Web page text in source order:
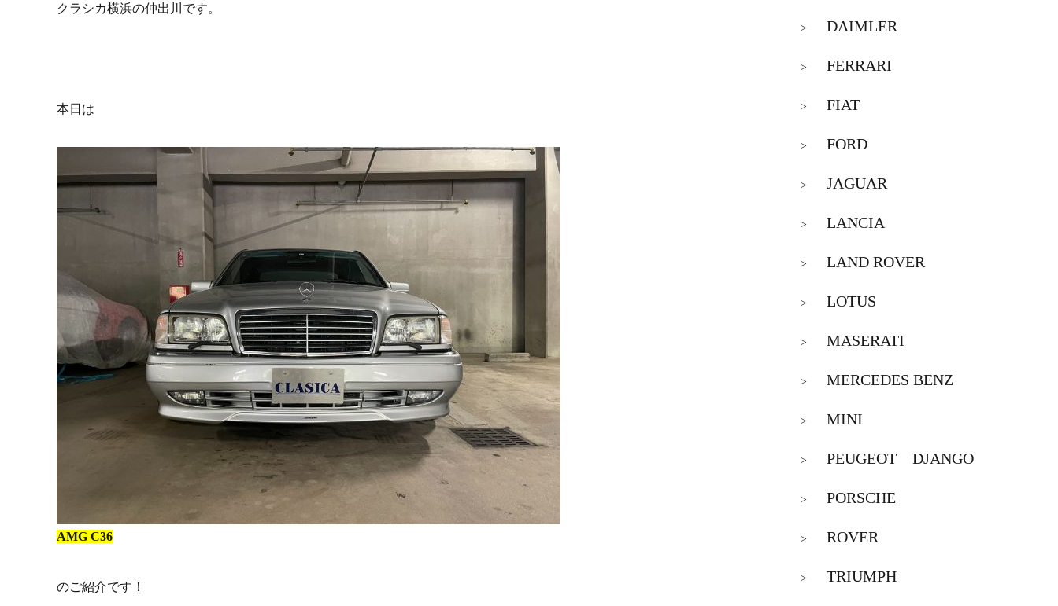
クラシカ横浜の仲出川です。
本日は
AMG C36
のご紹介です！
> DAIMLER
> FERRARI
> FIAT
> FORD
> JAGUAR
> LANCIA
> LAND ROVER
> LOTUS
> MASERATI
> MERCEDES BENZ
> MINI
> PEUGEOT DJANGO
> PORSCHE
> ROVER
> TRIUMPH